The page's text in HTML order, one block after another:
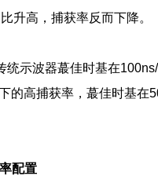
升高，捕获率反而下降。
示波器蕞佳时基在
高捕获率，蕞佳时基在
配置